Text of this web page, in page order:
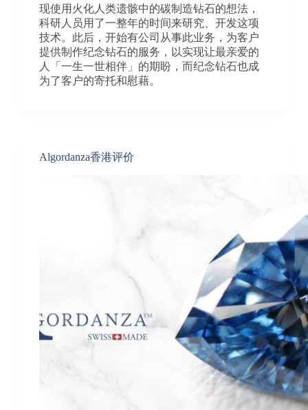
现使用火化人类遗骸中的碳制造钻石的想法，
科研人员用了一整年的时间来研究、开发这项
技术。此后，开始有公司从事此业务，为客户
提供制作纪念钻石的服务，以实现让最亲爱的
人「一生一世相伴」的期盼，而纪念钻石也成
为了客户的寄托和慰藉。
Algordanza香港评价